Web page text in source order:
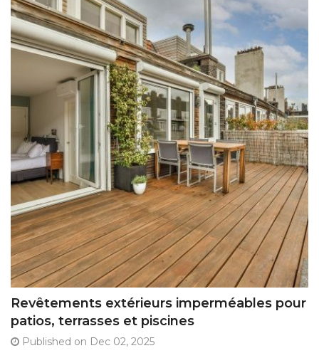
Revêtements extérieurs imperméables pour
patios, terrasses et piscines
Published on Dec 02, 2025